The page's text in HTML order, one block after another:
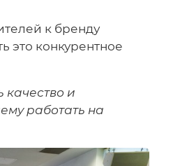
к бренду
это конкурентное
качество и
работать на